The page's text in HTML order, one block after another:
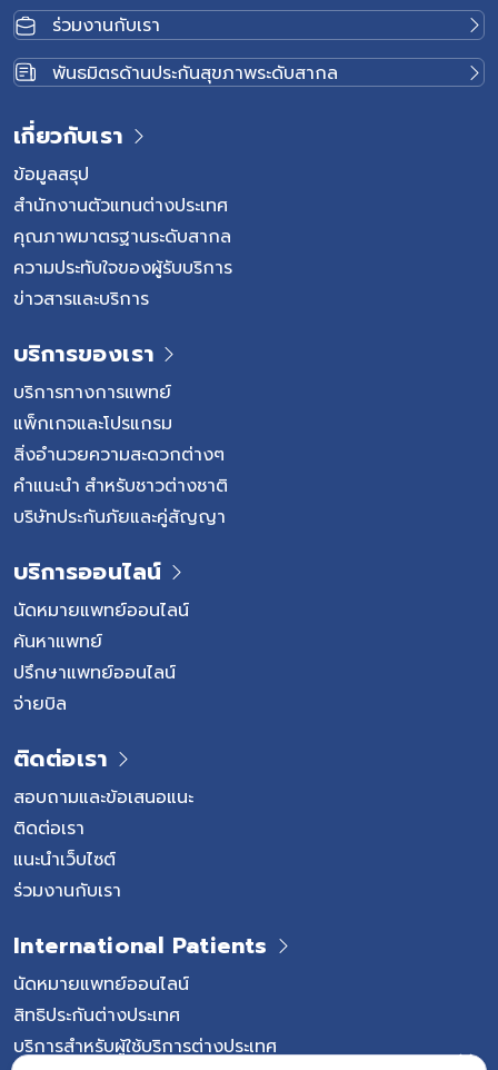
ร่วมงานกับเรา
พันธมิตรด้านประกันสุขภาพระดับสากล
เกี่ยวกับเรา
ข้อมูลสรุป
สำนักงานตัวแทนต่างประเทศ
คุณภาพมาตรฐานระดับสากล
ความประทับใจของผู้รับบริการ
ข่าวสารและบริการ
บริการของเรา
บริการทางการแพทย์
แพ็กเกจและโปรแกรม
สิ่งอำนวยความสะดวกต่างๆ
คำแนะนำ สำหรับชาวต่างชาติ
บริษัทประกันภัยและคู่สัญญา
บริการออนไลน์
นัดหมายแพทย์ออนไลน์
ค้นหาแพทย์
ปรึกษาแพทย์ออนไลน์
จ่ายบิล
ติดต่อเรา
สอบถามและข้อเสนอแนะ
ติดต่อเรา
แนะนำเว็บไซต์
ร่วมงานกับเรา
International Patients
นัดหมายแพทย์ออนไลน์
สิทธิประกันต่างประเทศ
บริการสำหรับผู้ใช้บริการต่างประเทศ